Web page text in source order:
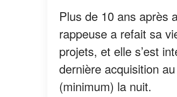
Plus de 10 ans après
rappeuse a refait sa
projets, et elle s’est
dernière acquisition
(minimum) la nuit.